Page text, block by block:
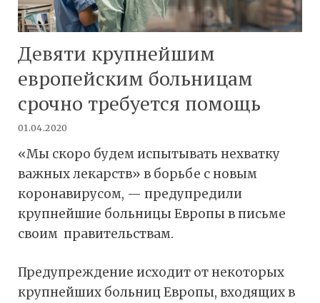
Девяти крупнейшим
европейским больницам
срочно требуется помощь
01.04.2020
«Мы скоро будем испытывать нехватку
важных лекарств» в борьбе с новым
коронавирусом, — предупредили
крупнейшие больницы Европы в письме
своим правительствам.
Предупреждение исходит от некоторых
крупнейших больниц Европы, входящих в